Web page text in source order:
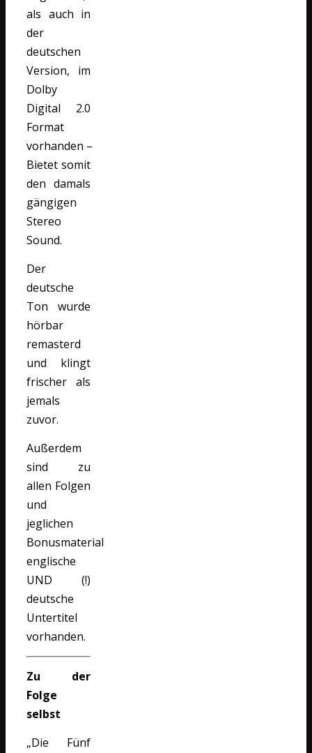
als auch in
der
deutschen
Version, im
Dolby
Digital 2.0
Format
vorhanden –
Bietet somit
den damals
gängigen
Stereo
Sound.
Der
deutsche
Ton wurde
hörbar
remasterd
und klingt
frischer als
jemals
zuvor.
Außerdem
sind zu
allen Folgen
und
jeglichen
Bonusmaterial
englische
UND (!)
deutsche
Untertitel
vorhanden.
Zu der
Folge
selbst
„Die Fünf